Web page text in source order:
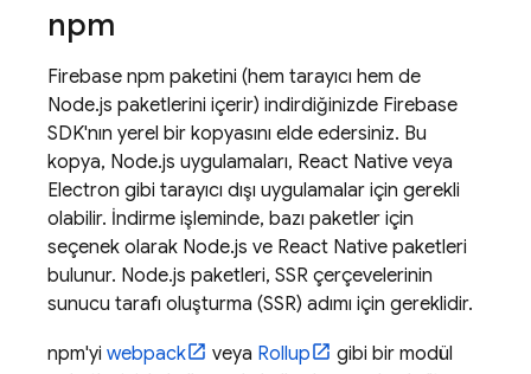
npm
Firebase npm paketini (hem tarayıcı hem de
Node.js paketlerini içerir) indirdiğinizde Firebase
SDK'nın yerel bir kopyasını elde edersiniz. Bu
kopya, Node.js uygulamaları, React Native veya
Electron gibi tarayıcı dışı uygulamalar için gerekli
olabilir. İndirme işleminde, bazı paketler için
seçenek olarak Node.js ve React Native paketleri
bulunur. Node.js paketleri, SSR çerçevelerinin
sunucu tarafı oluşturma (SSR) adımı için gereklidir.
npm'yi webpack veya Rollup
gibi bir modül